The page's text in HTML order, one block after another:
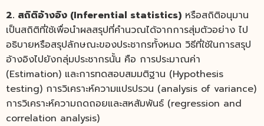
2. สถิติอ้างอิง (Inferential statistics) หรือสถิติอนุมาน
เป็นสถิติที่ใช้เพื่อนำผลสรุปที่คำนวณได้จากการสุ่มตัวอย่าง ไป
อธิบายหรือสรุปลักษณะของประชากรทั้งหมด วิธีที่ใช้ในการสรุป
อ้างอิงไปยังกลุ่มประชากรนั้น คือ การประมาณค่า
(Estimation) และการทดสอบสมมติฐาน (Hypothesis
testing) การวิเคราะห์ความแปรปรวน (analysis of variance)
การวิเคราะห์ความถดถอยและสหสัมพันธ์ (regression and
correlation analysis)